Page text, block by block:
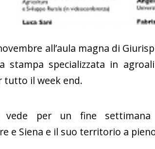
all’aula magna di
stampa specializzata in
tutto il week end.
vede per un fine settimana
e Siena e il suo territorio a